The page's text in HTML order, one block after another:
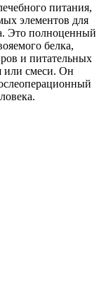
питания,
элементов для
Это полноценный
белка,
и питательных
или смеси. Он